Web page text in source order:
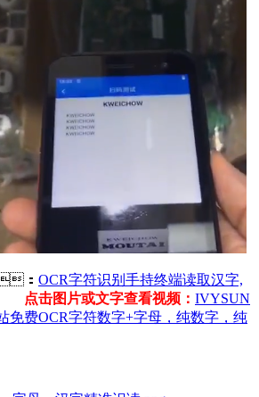
： OCR字符识别手持终端读取汉字,
点击图片或文字查看视频： IVYSUN
费OCR字符数字+字母，纯数字，纯